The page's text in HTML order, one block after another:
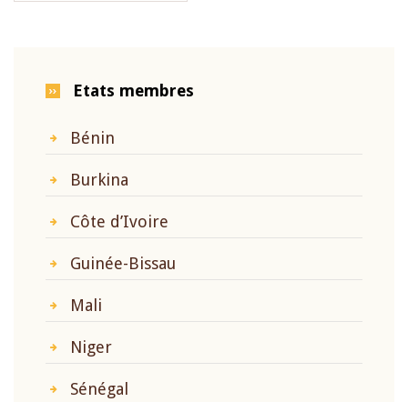
Etats membres
Bénin
Burkina
Côte d’Ivoire
Guinée-Bissau
Mali
Niger
Sénégal